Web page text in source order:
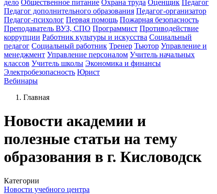
дело Общественное питание Охрана труда Оценщик Педагог
Педагог дополнительного образования Педагог-организатор
Педагог-психолог Первая помощь Пожарная безопасность
Преподаватель ВУЗ, СПО Программист Противодействие
коррупции Работник культуры и искусства Социальный
педагог Социальный работник Тренер Тьютор Управление и
менеджмент Управление персоналом Учитель начальных
классов Учитель школы Экономика и финансы
Электробезопасность Юрист
Вебинары
Главная
Новости академии и
полезные статьи на тему
образования в г. Кисловодск
Категории
Новости учебного центра